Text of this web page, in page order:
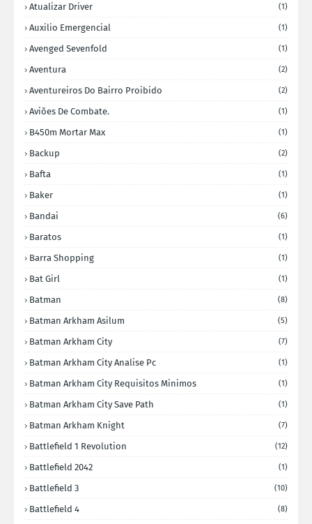
Atualizar Driver (1)
Auxilio Emergencial (1)
Avenged Sevenfold (1)
Aventura (2)
Aventureiros Do Bairro Proibido (2)
Aviões De Combate. (1)
B450m Mortar Max (1)
Backup (2)
Bafta (1)
Baker (1)
Bandai (6)
Baratos (1)
Barra Shopping (1)
Bat Girl (1)
Batman (8)
Batman Arkham Asilum (5)
Batman Arkham City (7)
Batman Arkham City Analise Pc (1)
Batman Arkham City Requisitos Minimos (1)
Batman Arkham City Save Path (1)
Batman Arkham Knight (7)
Battlefield 1 Revolution (12)
Battlefield 2042 (1)
Battlefield 3 (10)
Battlefield 4 (8)